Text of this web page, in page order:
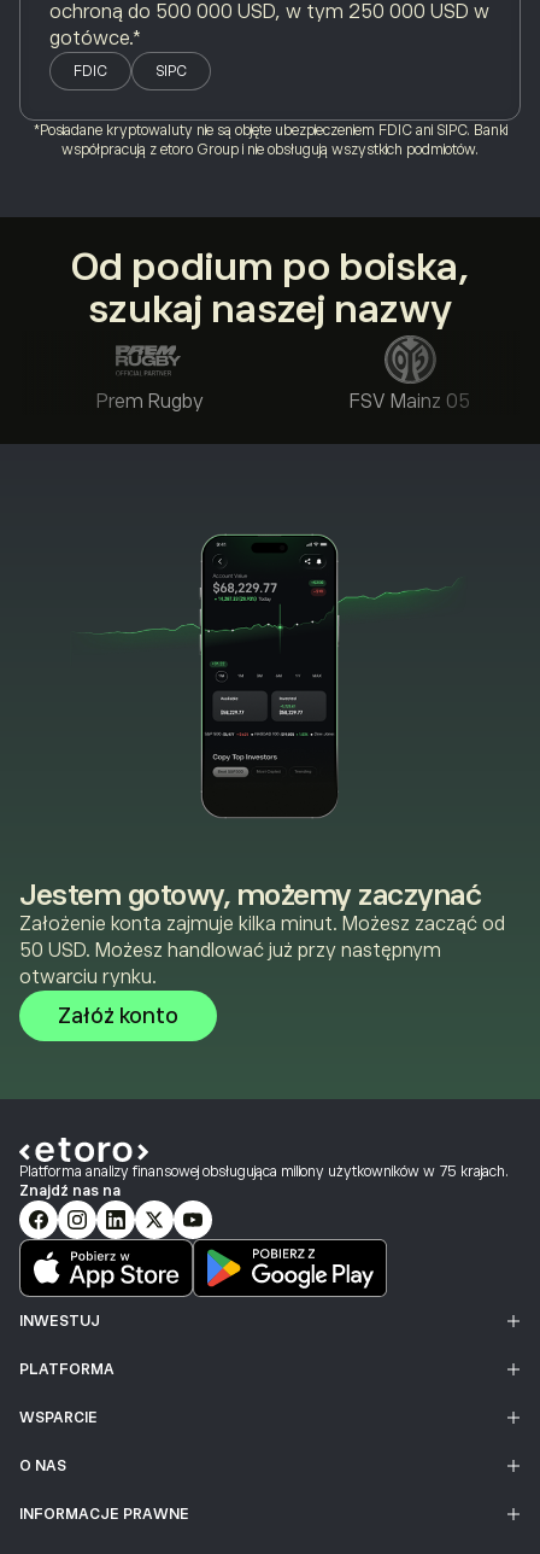
ochroną do 500 000 USD, w tym 250 000 USD w
gotówce.*
FDIC SIPC
*Posiadane kryptowaluty nie są objęte ubezpieczeniem FDIC ani SIPC. Banki
współpracują z etoro Group i nie obsługują wszystkich podmiotów.
Od podium po boiska,
szukaj naszej nazwy
Prem Rugby FSV Mainz 05
Jestem gotowy, możemy zaczynać
Założenie konta zajmuje kilka minut. Możesz zacząć od
50 USD. Możesz handlować już przy następnym
otwarciu rynku.
Załóż konto
Platforma analizy finansowej obsługująca miliony użytkowników w 75 krajach.
Znajdź nas na
INWESTUJ
PLATFORMA
WSPARCIE
O NAS
INFORMACJE PRAWNE